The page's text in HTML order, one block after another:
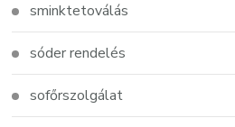
sminktetoválás
sóder rendelés
sofőrszolgálat